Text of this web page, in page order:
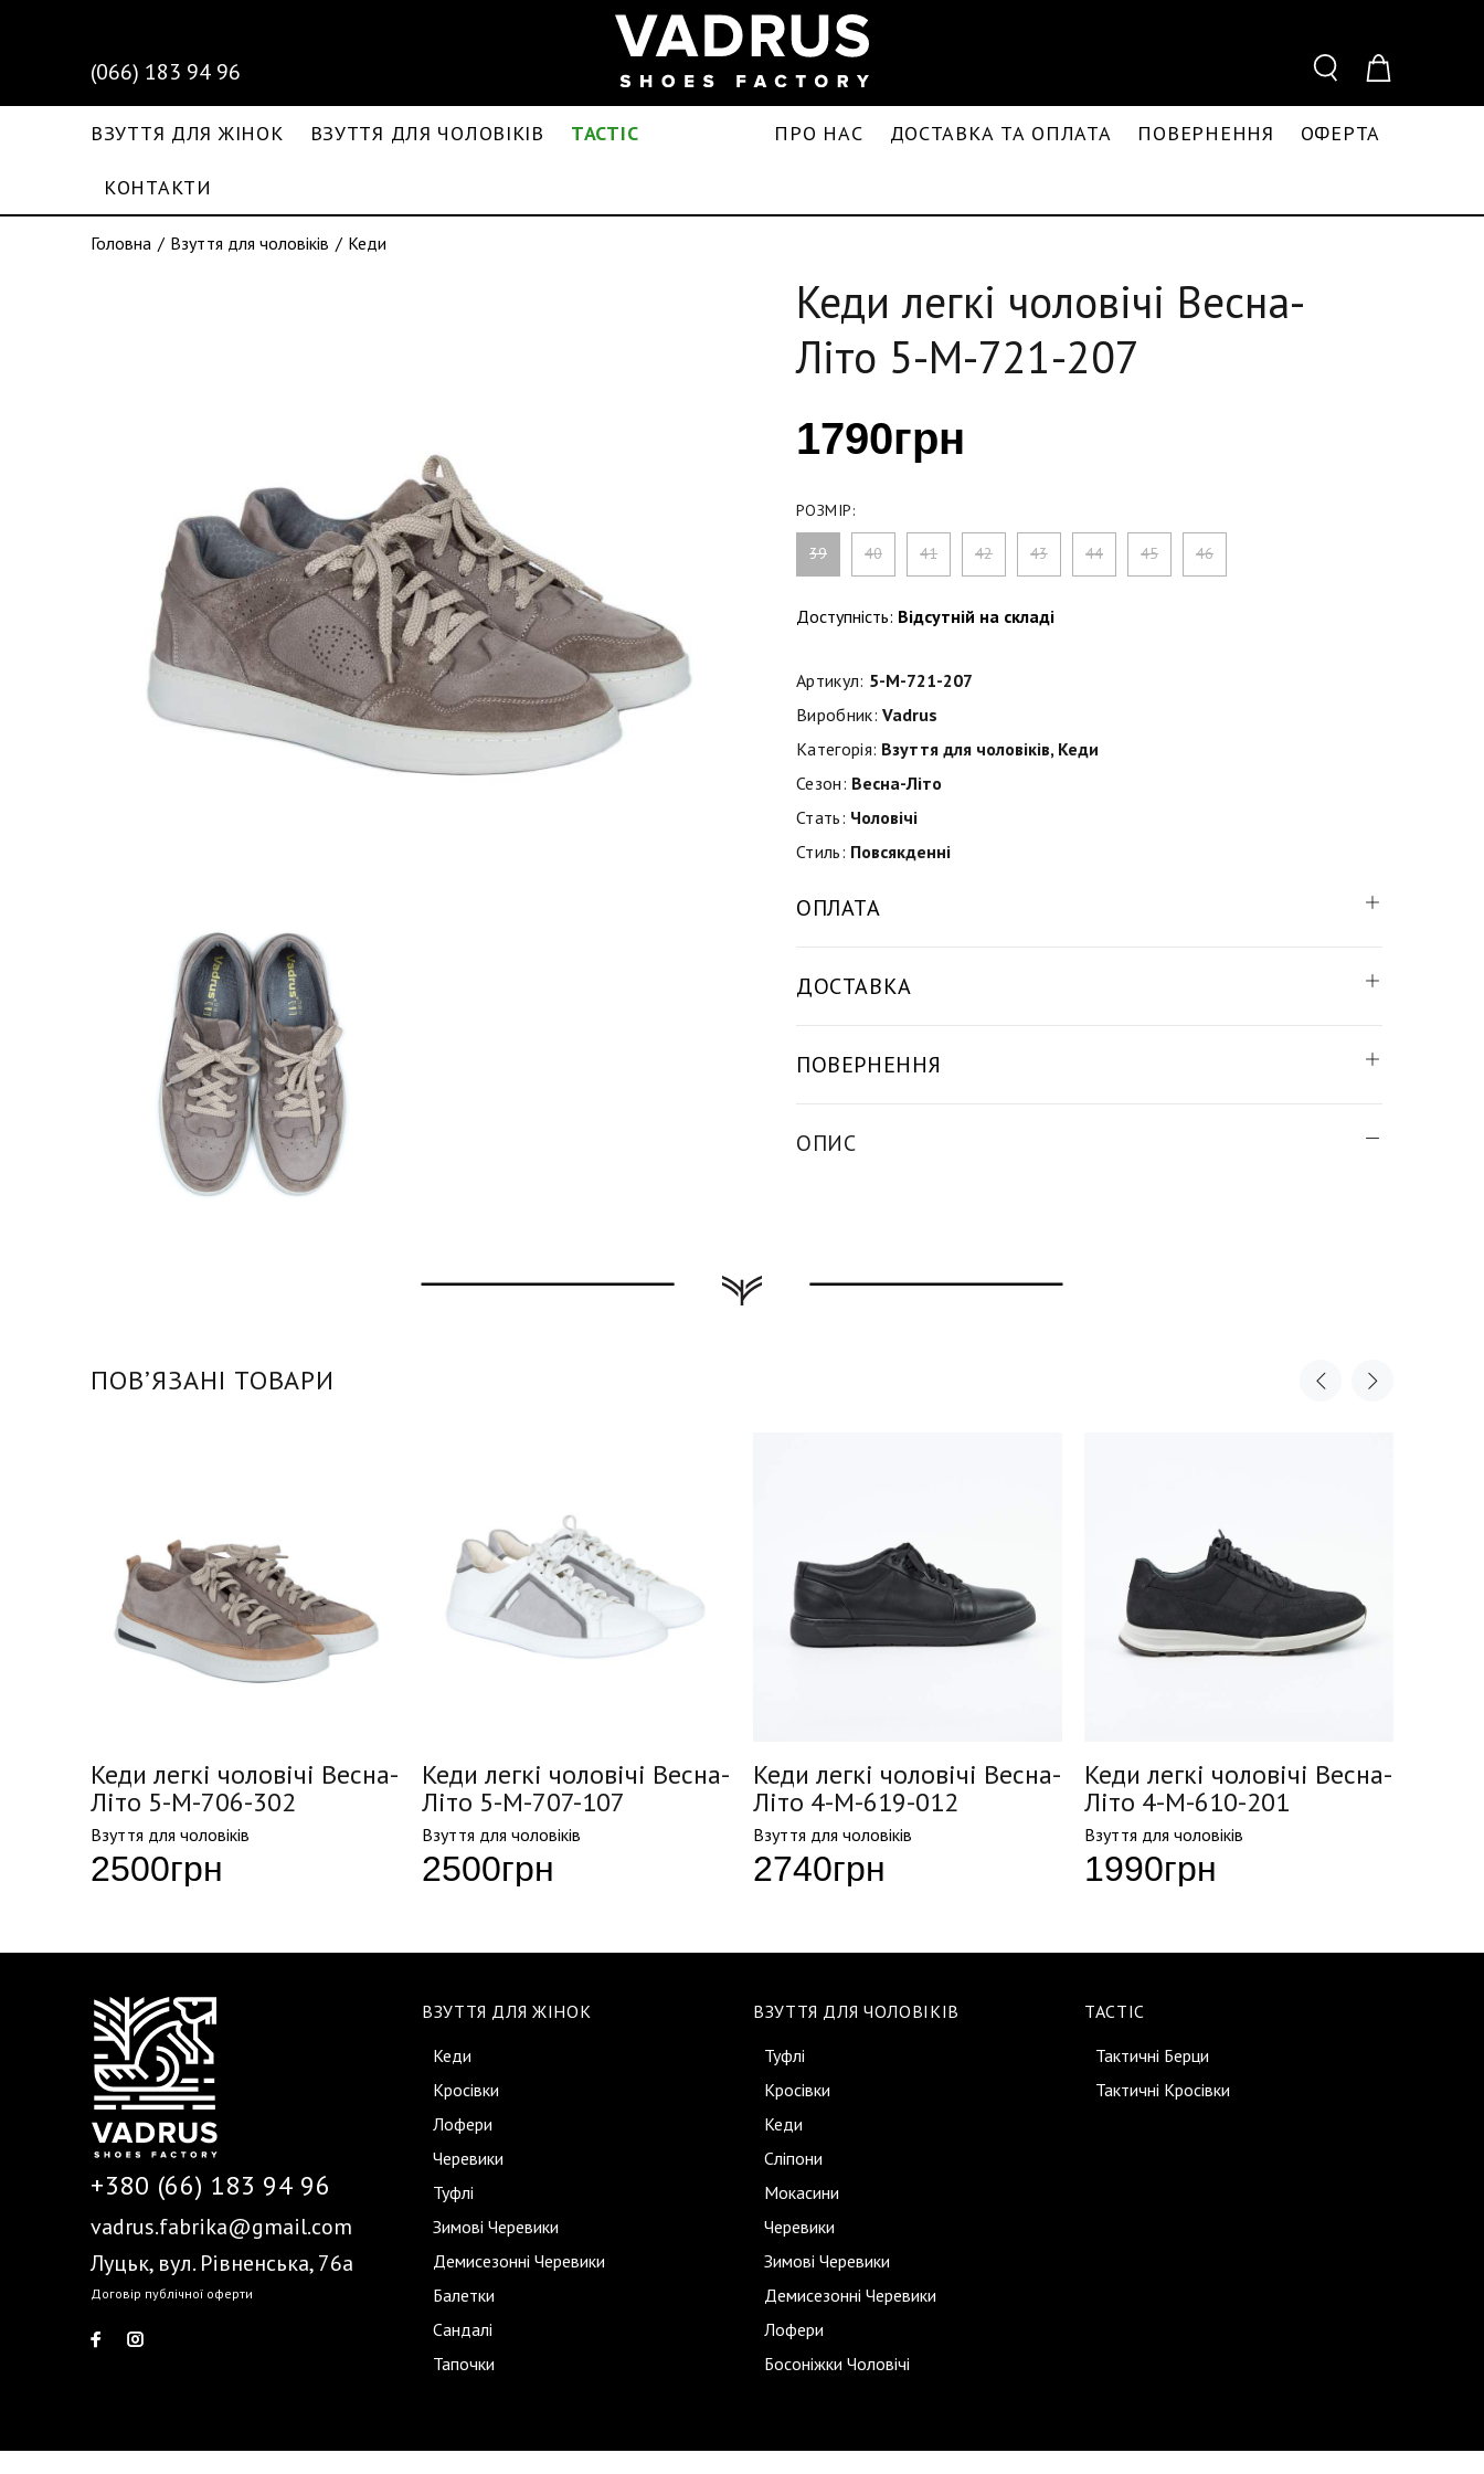
(066) 183 94 96
ВЗУТТЯ ДЛЯ ЖІНОК ВЗУТТЯ ДЛЯ ЧОЛОВІКІВ TACTIC ПРО НАС ДОСТАВКА ТА ОПЛАТА ПОВЕРНЕННЯ ОФЕРТА
КОНТАКТИ
Головна Взуття для чоловіків Кеди
Кеди легкі чоловічі Весна-
Літо 5-M-721-207
1790грн
РОЗМІР:
39 40 41 42 43 44 45 46
Доступність: Відсутній на складі
Артикул: 5-M-721-207
Виробник: Vadrus
Категорія: Взуття для чоловіків, Кеди
Сезон: Весна-Літо
Стать: Чоловічі
Стиль: Повсякденні
ОПЛАТА
ДОСТАВКА
ПОВЕРНЕННЯ
ОПИС
ПОВʼЯЗАНІ ТОВАРИ
Кеди легкі чоловічі Весна-
Літо 5-M-706-302
Взуття для чоловіків
2500грн
Кеди легкі чоловічі Весна-
Літо 5-M-707-107
Взуття для чоловіків
2500грн
Кеди легкі чоловічі Весна-
Літо 4-M-619-012
Взуття для чоловіків
2740грн
Кеди легкі чоловічі Весна-
Літо 4-M-610-201
Взуття для чоловіків
1990грн
+380 (66) 183 94 96
vadrus.fabrika@gmail.com
Луцьк, вул. Рівненська, 76а
Договір публічної оферти
ВЗУТТЯ ДЛЯ ЖІНОК
Кеди
Кросівки
Лофери
Черевики
Туфлі
Зимові Черевики
Демисезонні Черевики
Балетки
Сандалі
Тапочки
ВЗУТТЯ ДЛЯ ЧОЛОВІКІВ
Туфлі
Кросівки
Кеди
Сліпони
Мокасини
Черевики
Зимові Черевики
Демисезонні Черевики
Лофери
Босоніжки Чоловічі
TACTIC
Тактичні Берци
Тактичні Кросівки